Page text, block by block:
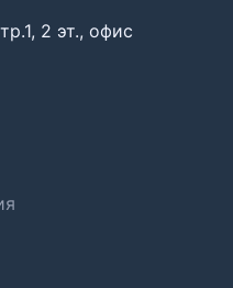
2 эт., офис